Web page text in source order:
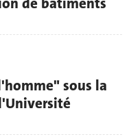
sous la